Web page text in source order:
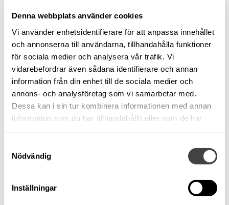
Denna webbplats använder cookies
Vi använder enhetsidentifierare för att anpassa innehållet
och annonserna till användarna, tillhandahålla funktioner
för sociala medier och analysera vår trafik. Vi
vidarebefordrar även sådana identifierare och annan
information från din enhet till de sociala medier och
annons- och analysföretag som vi samarbetar med.
Dessa kan i sin tur kombinera informationen med annan
information som du har tillhandahållit eller som de har
Nödvändig
Inställningar
Ordinarie pris på denna båt: 159 000 nu 149 000 Sek!
Visas vid vår brygga på Bullandö Marina. Ring 08-
57145120 eller mejla vid intresse.
Uttern S45 -2020. Mercury F60 -2020. 80 gångtimmar.
Smidig styrpulpet för den som önskar testa på båtlivet
alternativt ha en smidig sol och bad båt.
Nuvarande ägare sedan 2 år tillbaka. Eu-trailer kan
Utrustning: Plotter Garmin Eco map plu med ekolod,